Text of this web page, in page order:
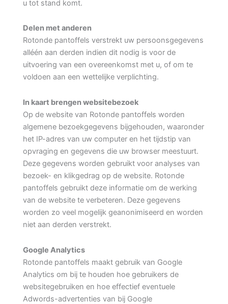
u tot stand komt.
Delen met anderen
Rotonde pantoffels verstrekt uw persoonsgegevens
alléén aan derden indien dit nodig is voor de
uitvoering van een overeenkomst met u, of om te
voldoen aan een wettelijke verplichting.
In kaart brengen websitebezoek
Op de website van Rotonde pantoffels worden
algemene bezoekgegevens bijgehouden, waaronder
het IP-adres van uw computer en het tijdstip van
opvraging en gegevens die uw browser meestuurt.
Deze gegevens worden gebruikt voor analyses van
bezoek- en klikgedrag op de website. Rotonde
pantoffels gebruikt deze informatie om de werking
van de website te verbeteren. Deze gegevens
worden zo veel mogelijk geanonimiseerd en worden
niet aan derden verstrekt.
Google Analytics
Rotonde pantoffels maakt gebruik van Google
Analytics om bij te houden hoe gebruikers de
websitegebruiken en hoe effectief eventuele
Adwords-advertenties van bij Google